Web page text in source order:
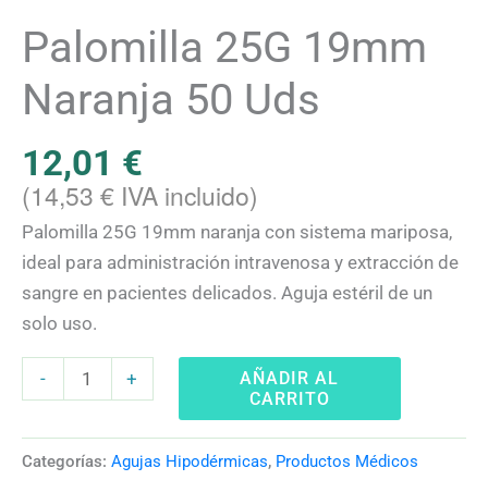
Palomilla 25G 19mm
Naranja 50 Uds
12,01 €
(14,53 € IVA incluido)
Palomilla 25G 19mm naranja con sistema mariposa,
ideal para administración intravenosa y extracción de
sangre en pacientes delicados. Aguja estéril de un
solo uso.
- +
AÑADIR AL
CARRITO
Categorías: Agujas Hipodérmicas, Productos Médicos